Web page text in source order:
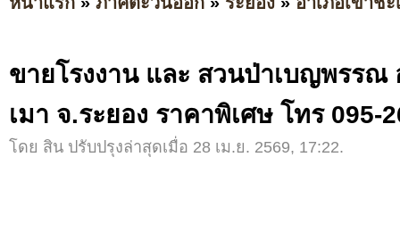
ขายโรงงาน และ สวนป่าเบญพรรณ
เมา จ.ระยอง ราคาพิเศษ โทร 095-
โดย สิน ปรับปรุงล่าสุดเมื่อ 28 เม.ย. 2569, 17:22.